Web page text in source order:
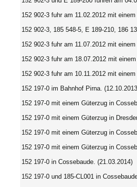
152 902-3 fuhr am 11.02.2012 mit
152 902-3, 185 548-5, E 189-210, 186
152 902-3 fuhr am 11.07.2012 mit
152 902-3 fuhr am 18.07.2012 mit
152 902-3 fuhr am 10.11.2012 mit
152 197-0 im Bahnhof Pirna.
152 197-0 mit einem Güterzug in
152 197-0 mit einem Güterzug in
152 197-0 mit einem Güterzug in
152 197-0 mit einem Güterzug in
152 197-0 in Cossebaude. (21.03.2014)
152 197-0 und 185-CL001 in